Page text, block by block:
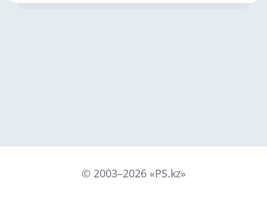
© 2003–2026 «PS.kz»